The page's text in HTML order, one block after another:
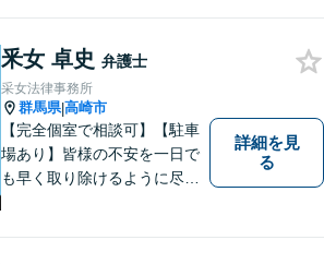
ご相談ください。【完全個
室】【専用駐車場あり】
釆女 卓史 弁護士
采女法律事務所
群馬県|高崎市
【完全個室で相談可】【駐車
場あり】皆様の不安を一日で
も早く取り除けるように尽力
詳細を見
る